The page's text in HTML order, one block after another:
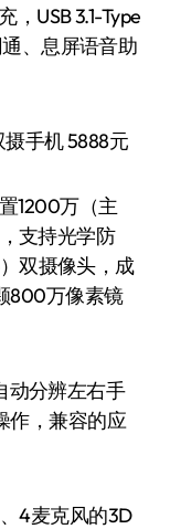
USB 3.1-Type
、息屏语音助
1200万（主
支持光学防
双摄像头，成
800万像素镜
动分辨左右手
作，兼容的应
4麦克风的3D